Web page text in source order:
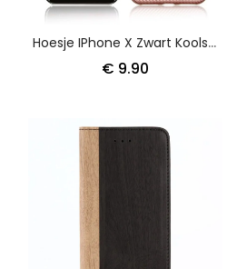
Hoesje IPhone X Zwart Koolstofvezel
€ 9.90